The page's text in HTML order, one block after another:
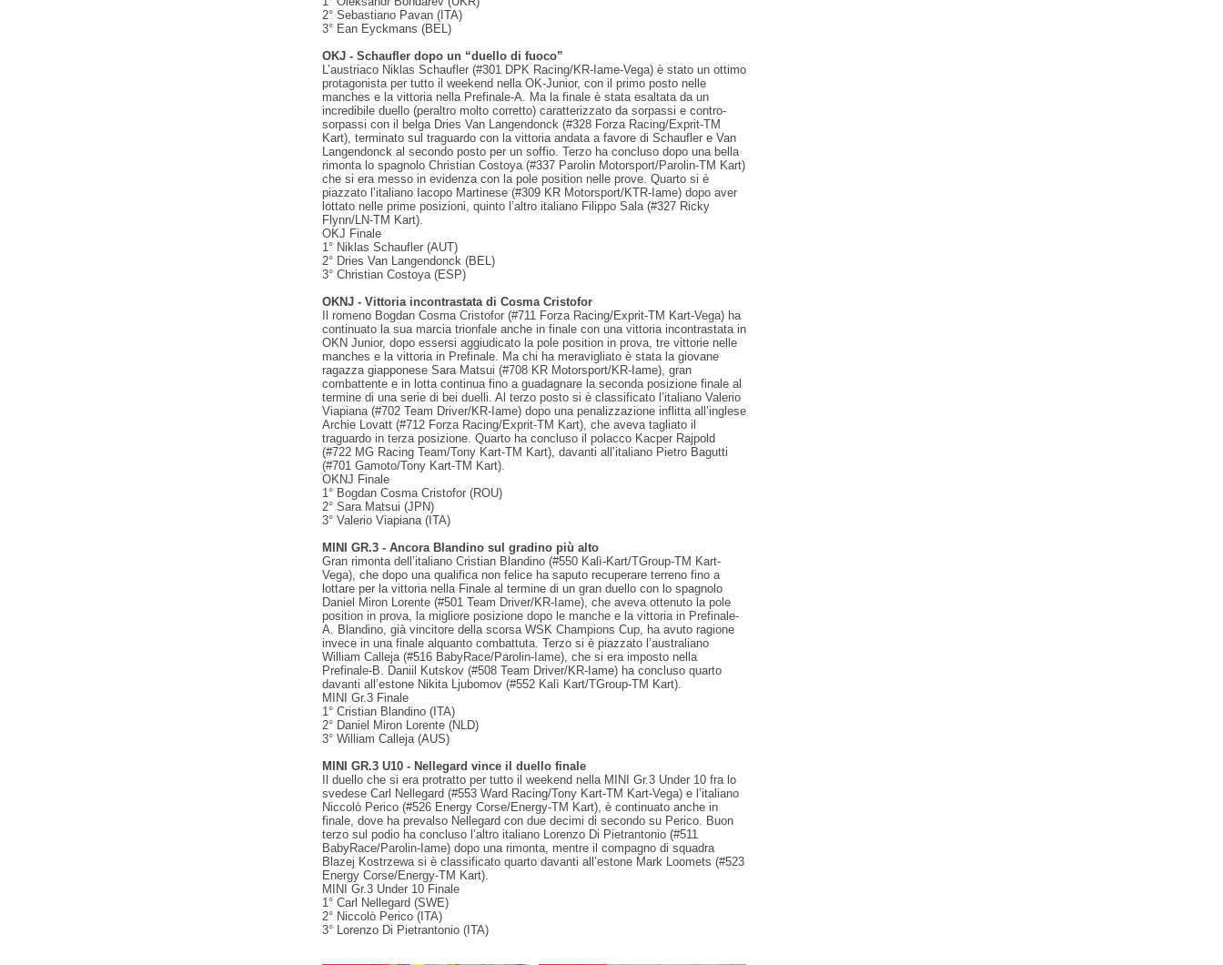
2° Sebastiano Pavan (ITA)
3° Ean Eyckmans (BEL)
OKJ - Schaufler dopo un “duello di fuoco”
L’austriaco Niklas Schaufler (#301 DPK Racing/KR-Iame-Vega) è stato un ottimo
protagonista per tutto il weekend nella OK-Junior, con il primo posto nelle
manches e la vittoria nella Prefinale-A. Ma la finale è stata esaltata da un
incredibile duello (peraltro molto corretto) caratterizzato da sorpassi e contro-
sorpassi con il belga Dries Van Langendonck (#328 Forza Racing/Exprit-TM
Kart), terminato sul traguardo con la vittoria andata a favore di Schaufler e Van
Langendonck al secondo posto per un soffio. Terzo ha concluso dopo una bella
rimonta lo spagnolo Christian Costoya (#337 Parolin Motorsport/Parolin-TM Kart)
che si era messo in evidenza con la pole position nelle prove. Quarto si è
piazzato l’italiano Iacopo Martinese (#309 KR Motorsport/KTR-Iame) dopo aver
lottato nelle prime posizioni, quinto l’altro italiano Filippo Sala (#327 Ricky
Flynn/LN-TM Kart).
OKJ Finale
1° Niklas Schaufler (AUT)
2° Dries Van Langendonck (BEL)
3° Christian Costoya (ESP)
OKNJ - Vittoria incontrastata di Cosma Cristofor
Il romeno Bogdan Cosma Cristofor (#711 Forza Racing/Exprit-TM Kart-Vega) ha
continuato la sua marcia trionfale anche in finale con una vittoria incontrastata in
OKN Junior, dopo essersi aggiudicato la pole position in prova, tre vittorie nelle
manches e la vittoria in Prefinale. Ma chi ha meravigliato è stata la giovane
ragazza giapponese Sara Matsui (#708 KR Motorsport/KR-Iame), gran
combattente e in lotta continua fino a guadagnare la seconda posizione finale al
termine di una serie di bei duelli. Al terzo posto si è classificato l’italiano Valerio
Viapiana (#702 Team Driver/KR-Iame) dopo una penalizzazione inflitta all’inglese
Archie Lovatt (#712 Forza Racing/Exprit-TM Kart), che aveva tagliato il
traguardo in terza posizione. Quarto ha concluso il polacco Kacper Rajpold
(#722 MG Racing Team/Tony Kart-TM Kart), davanti all’italiano Pietro Bagutti
(#701 Gamoto/Tony Kart-TM Kart).
OKNJ Finale
1° Bogdan Cosma Cristofor (ROU)
2° Sara Matsui (JPN)
3° Valerio Viapiana (ITA)
MINI GR.3 - Ancora Blandino sul gradino più alto
Gran rimonta dell’italiano Cristian Blandino (#550 Kalì-Kart/TGroup-TM Kart-
Vega), che dopo una qualifica non felice ha saputo recuperare terreno fino a
lottare per la vittoria nella Finale al termine di un gran duello con lo spagnolo
Daniel Miron Lorente (#501 Team Driver/KR-Iame), che aveva ottenuto la pole
position in prova, la migliore posizione dopo le manche e la vittoria in Prefinale-
A. Blandino, già vincitore della scorsa WSK Champions Cup, ha avuto ragione
invece in una finale alquanto combattuta. Terzo si è piazzato l’australiano
William Calleja (#516 BabyRace/Parolin-Iame), che si era imposto nella
Prefinale-B. Daniil Kutskov (#508 Team Driver/KR-Iame) ha concluso quarto
davanti all’estone Nikita Ljubomov (#552 Kalì Kart/TGroup-TM Kart).
MINI Gr.3 Finale
1° Cristian Blandino (ITA)
2° Daniel Miron Lorente (NLD)
3° William Calleja (AUS)
MINI GR.3 U10 - Nellegard vince il duello finale
Il duello che si era protratto per tutto il weekend nella MINI Gr.3 Under 10 fra lo
svedese Carl Nellegard (#553 Ward Racing/Tony Kart-TM Kart-Vega) e l’italiano
Niccolò Perico (#526 Energy Corse/Energy-TM Kart), è continuato anche in
finale, dove ha prevalso Nellegard con due decimi di secondo su Perico. Buon
terzo sul podio ha concluso l’altro italiano Lorenzo Di Pietrantonio (#511
BabyRace/Parolin-Iame) dopo una rimonta, mentre il compagno di squadra
Blazej Kostrzewa si è classificato quarto davanti all’estone Mark Loomets (#523
Energy Corse/Energy-TM Kart).
MINI Gr.3 Under 10 Finale
1° Carl Nellegard (SWE)
2° Niccolò Perico (ITA)
3° Lorenzo Di Pietrantonio (ITA)